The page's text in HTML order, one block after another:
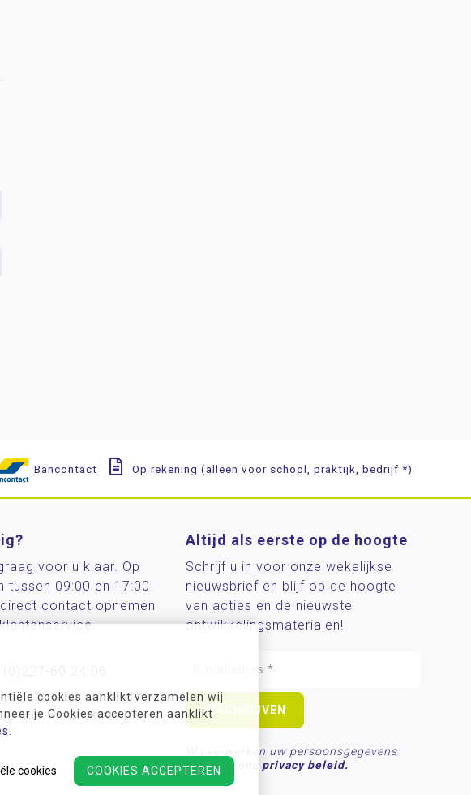
cookies aanklikt verzamelen wij
je Cookies accepteren aanklikt
COOKIES ACCEPTEREN
cookies
Bancontact Op rekening (alleen voor school, praktijk, bedrijf *)
voor u klaar. Op
tussen 09:00 en 17:00
contact opnemen
Altijd als eerste op de hoogte
Schrijf u in voor onze wekelijkse
nieuwsbrief en blijf op de hoogte
van acties en de nieuwste
ontwikkelingsmaterialen!
Wij verwerken uw persoonsgegevens
conform ons privacy beleid.